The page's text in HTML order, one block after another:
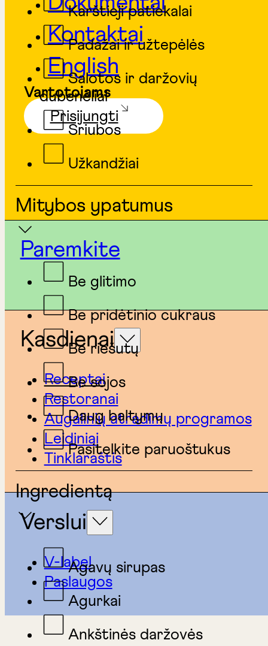
Kontaktai
English
Vartotojams
Prisijungti
Paremkite
Kasdienai
Receptai
Restoranai
Augalinių atradimų programos
Leidiniai
Tinklaraštis
Verslui
V-label
Paslaugos
Karštieji patiekalai
Padažai ir užtepėlės
Salotos ir daržovių
dubenėliai
Sriubos
Užkandžiai
Mitybos ypatumus
Be glitimo
Be pridėtinio cukraus
Be riešutų
Be sojos
Daug baltymų
Pasitelkite paruoštukus
Ingredientą
Agavų sirupas
Agurkai
Ankštinės daržovės